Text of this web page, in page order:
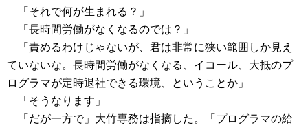
「それで何が生まれる？」
「長時間労働がなくなるのでは？」
「責めるわけじゃないが、君は非常に狭い範囲しか見え
ていないな。長時間労働がなくなる、イコール、大抵のプ
ログラマが定時退社できる環境、ということか」
「そうなります」
「だが一方で」大竹専務は指摘した。「プログラマの給